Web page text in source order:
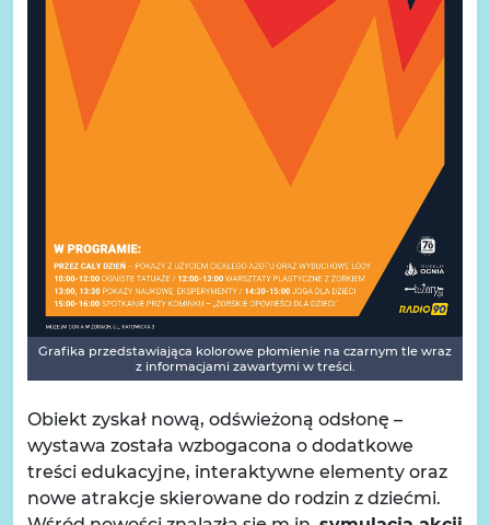
Grafika przedstawiająca kolorowe płomienie na czarnym tle wraz
z informacjami zawartymi w treści.
Obiekt zyskał nową, odświeżoną odsłonę –
wystawa została wzbogacona o dodatkowe
treści edukacyjne, interaktywne elementy oraz
nowe atrakcje skierowane do rodzin z dziećmi.